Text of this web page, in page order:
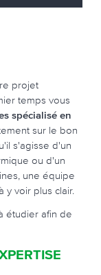
projet
temps vous
spécialisé en
sur le bon
s'agisse d'un
ou d'un
une équipe
y voir plus clair.
étudier afin de